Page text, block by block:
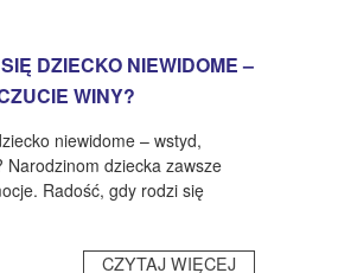
DZIECKO NIEWIDOME –
WINY?
niewidome – wstyd,
Narodzinom dziecka zawsze
Radość, gdy rodzi się
CZYTAJ WIĘCEJ